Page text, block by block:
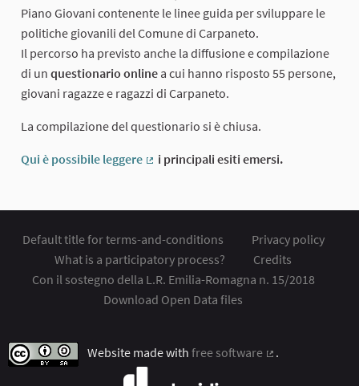
Piano Giovani contenente le linee guida per sviluppare le
politiche giovanili del Comune di Carpaneto.
Il percorso ha previsto anche la diffusione e compilazione
di un questionario online a cui hanno risposto 55 persone,
giovani ragazze e ragazzi di Carpaneto.
La compilazione del questionario si è chiusa.
Qui è possibile leggere
i principali esiti emersi.
Default title for terms-and-conditions
Privacy policy
What is a participatory process?
Credits
Con il sostegno della L.R. Emilia-Romagna n. 15/2018
Download Open Data files
Website made with free software
.